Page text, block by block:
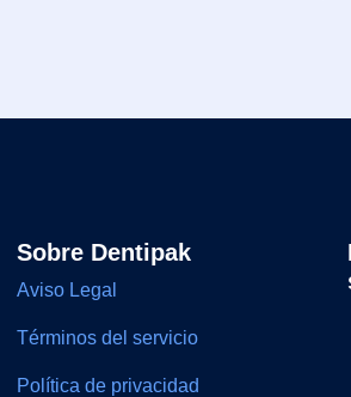
Sobre Dentipak
Aviso Legal
Términos del servicio
Política de privacidad